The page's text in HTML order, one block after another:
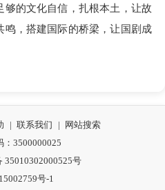
的文化自信，扎根本土，让故
鸣，搭建国际的桥梁，让国剧成
| 联系我们 |
网站搜索
：3500000025
35010302000525号
号-1